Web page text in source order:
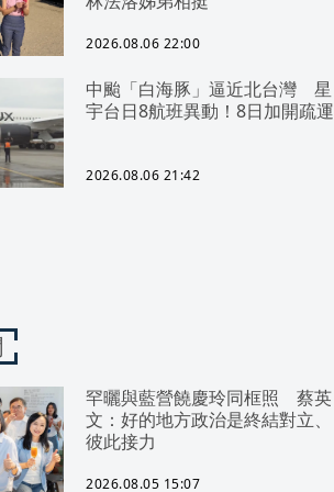
2026.08.06 22:00
中颱「白海豚」逼近北台灣 星
宇台日8航班異動！8日加開疏運
2026.08.06 21:42
罕曬與藍營饒慶玲同框照 蔡英
文：好的地方政治是終結對立、
彼此接力
2026.08.05 15:07